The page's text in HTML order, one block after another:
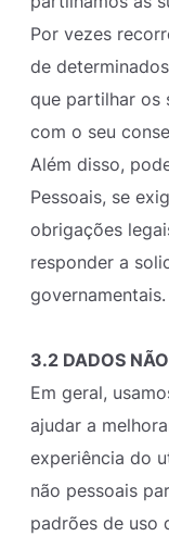
Por vezes
de
que partilhar os
com o seu
Além disso,
Pessoais, se
obrigações
responder a
governamentais.
3.2 DADOS
Em geral,
ajudar a
experiência do
não pessoais
padrões de uso